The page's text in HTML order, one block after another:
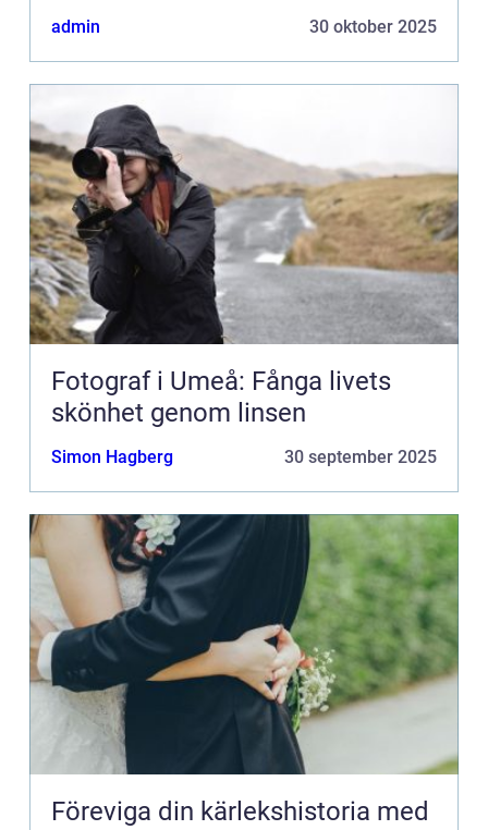
admin 30 oktober 2025
Fotograf i Umeå: Fånga livets
skönhet genom linsen
Simon Hagberg 30 september 2025
Föreviga din kärlekshistoria med